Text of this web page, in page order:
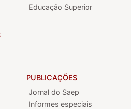
Educação Superior
PUBLICAÇÕES
Jornal do Saep
Informes especiais